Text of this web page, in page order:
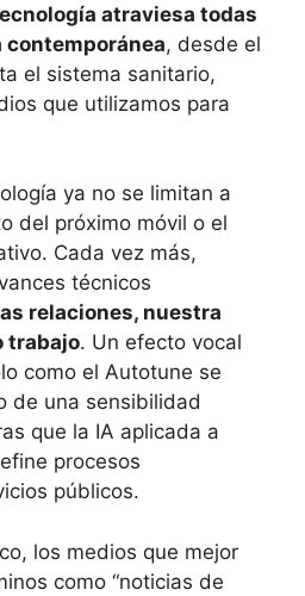
atraviesa todas
contemporánea, desde el
el sistema sanitario,
que utilizamos para
ya no se limitan a
del próximo móvil o el
Cada vez más,
técnicos
relaciones, nuestra
trabajo. Un efecto vocal
como el Autotune se
de una sensibilidad
que la IA aplicada a
procesos
públicos.
los medios que mejor
como “noticias de